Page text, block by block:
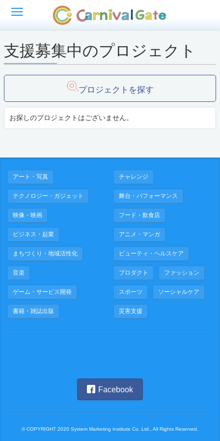
支援募集中のプロジェクト
プロジェクトを探す
お探しのプロジェクトはございません。
アート・写真
テクノロジー・ガジェット
映像・映画
ビジネス・起業
まちづくり・地域活性化
音楽
ゲーム・サービス開発
書籍・雑誌出版
チャレンジ
舞台・パフォーマンス
フード・飲食店
アニメ・マンガ
ビューティ・ヘルスケア
プロダクト ファッション
スポーツ ソーシャルケア
災害支援
Facebook
© COPYRIGHT 2020 System Marketing Institute Co. Ltd., All Rights Reserved.